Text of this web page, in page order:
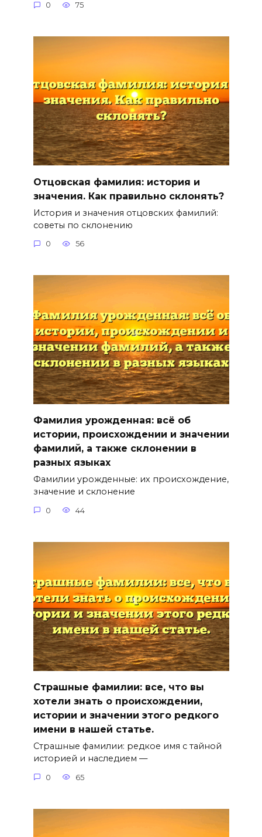
0 75
Отцовская фамилия: история и
значения. Как правильно склонять?
История и значения отцовских фамилий:
советы по склонению
0 56
Фамилия урожденная: всё об
истории, происхождении и значении
фамилий, а также склонении в
разных языках
Фамилии урожденные: их происхождение,
значение и склонение
0 44
Страшные фамилии: все, что вы
хотели знать о происхождении,
истории и значении этого редкого
имени в нашей статье.
Страшные фамилии: редкое имя с тайной
историей и наследием —
0 65